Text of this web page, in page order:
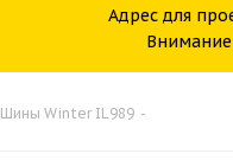
Адрес для
Шины Winter IL989 -